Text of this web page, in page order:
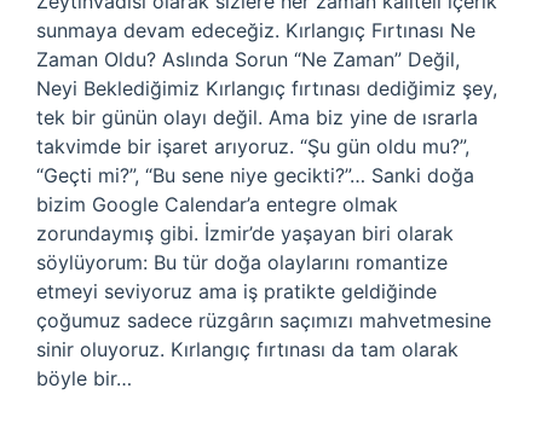
sunmaya devam edeceğiz. Kırlangıç Fırtınası Ne
Zaman Oldu? Aslında Sorun “Ne Zaman” Değil,
Neyi Beklediğimiz Kırlangıç fırtınası dediğimiz şey,
tek bir günün olayı değil. Ama biz yine de ısrarla
takvimde bir işaret arıyoruz. “Şu gün oldu mu?”,
“Geçti mi?”, “Bu sene niye gecikti?”… Sanki doğa
bizim Google Calendar’a entegre olmak
zorundaymış gibi. İzmir’de yaşayan biri olarak
söylüyorum: Bu tür doğa olaylarını romantize
etmeyi seviyoruz ama iş pratikte geldiğinde
çoğumuz sadece rüzgârın saçımızı mahvetmesine
sinir oluyoruz. Kırlangıç fırtınası da tam olarak
böyle bir…